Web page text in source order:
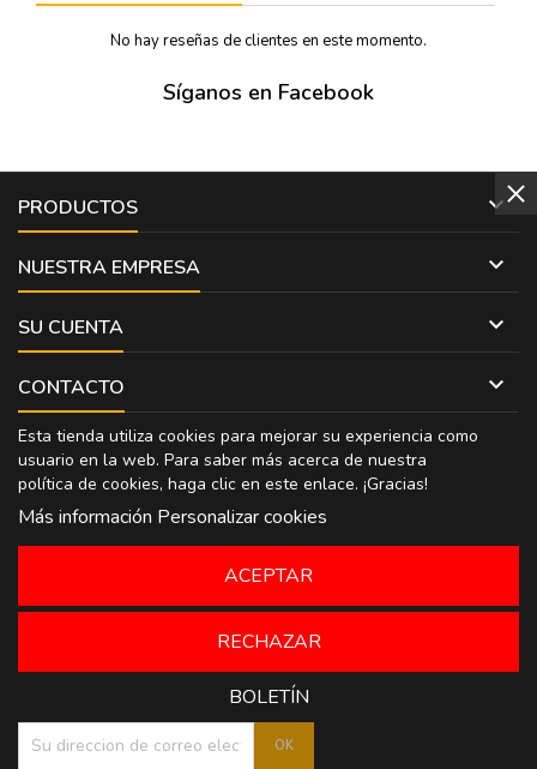
No hay reseñas de clientes en este momento.
Síganos en Facebook
PRODUCTOS 
NUESTRA EMPRESA 
SU CUENTA 
CONTACTO 
Esta tienda utiliza cookies para mejorar su experiencia como
usuario en la web. Para saber más acerca de nuestra
política de cookies, haga clic en este enlace. ¡Gracias!
Más información Personalizar cookies
RECHAZAR
ACEPTAR
BOLETÍN